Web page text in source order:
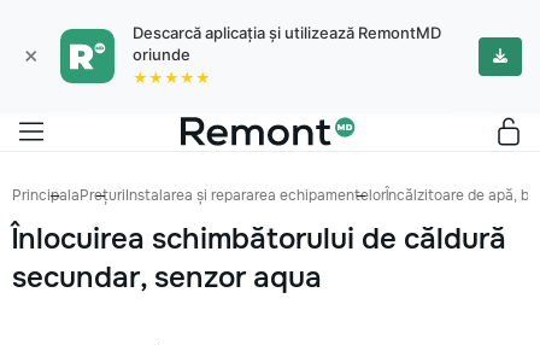
×
Descarcă aplicația și utilizează RemontMD
oriunde
★★★★★
PrincipalaPrețuriInstalarea și repararea echipamentelorÎncălzitoare de apă,
Înlocuirea schimbătorului de căldură
secundar, senzor aqua